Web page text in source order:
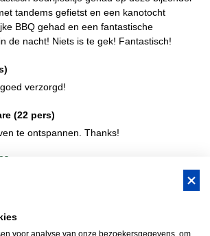
tandems gefietst en een kanotocht
BBQ gehad en een fantastische
de nacht! Niets is te gek! Fantastisch!
verzorgd!
(22 pers)
te ontspannen. Thanks!
Natuurlijk Gastvrijer in
voor analyse van onze bezoekersgegevens, om